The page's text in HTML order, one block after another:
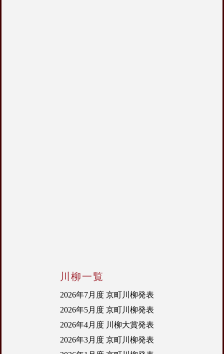
川柳一覧
2026年7月度 京町川柳発表
2026年5月度 京町川柳発表
2026年4月度 川柳大賞発表
2026年3月度 京町川柳発表